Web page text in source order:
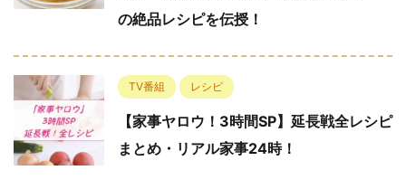
の絶品レシピを伝授！
TV番組 レシピ
【家事ヤロウ！3時間SP】延長戦全レシピ
まとめ・リアル家事24時！